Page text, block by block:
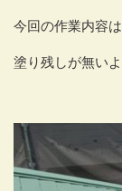
今回の作業内容
塗り残しが無い